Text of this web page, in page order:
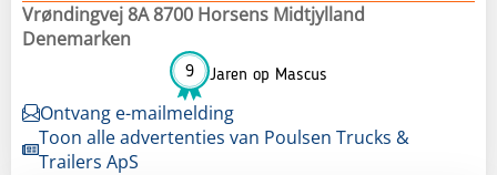
Vrøndingvej 8A 8700 Horsens Midtjylland
Denemarken
9 Jaren op Mascus
Ontvang e-mailmelding
Toon alle advertenties van Poulsen Trucks &
Trailers ApS